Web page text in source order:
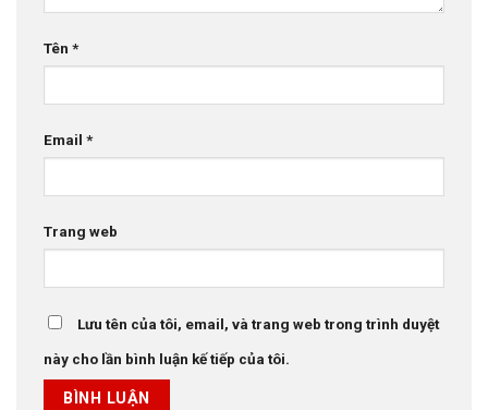
Tên *
Email *
Trang web
Lưu tên của tôi, email, và trang web trong trình duyệt
này cho lần bình luận kế tiếp của tôi.